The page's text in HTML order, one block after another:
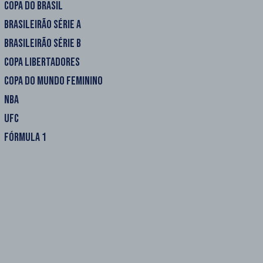
COPA DO BRASIL
BRASILEIRÃO SÉRIE A
BRASILEIRÃO SÉRIE B
COPA LIBERTADORES
COPA DO MUNDO FEMININO
NBA
UFC
FÓRMULA 1